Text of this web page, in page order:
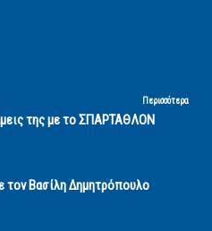
Περισσότερα
της με το ΣΠΑΡΤΑΘΛΟΝ
τον Βασίλη Δημητρόπουλο